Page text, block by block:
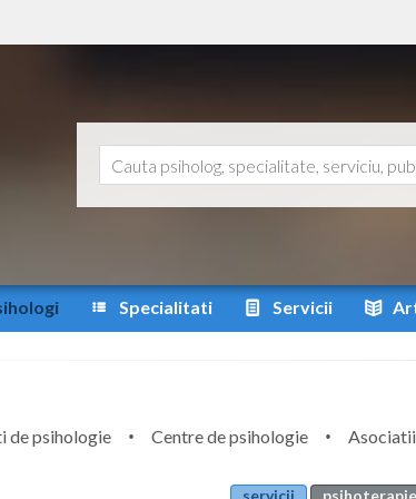
Specialitati Servicii
de psihologie Centre de psihologie
servicii